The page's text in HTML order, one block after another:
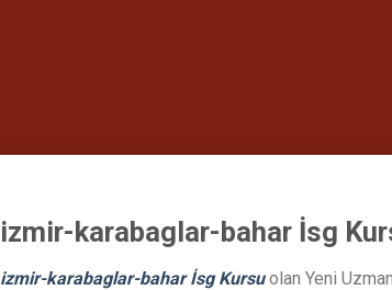
izmir-karabaglar-bahar İsg
izmir-karabaglar-bahar İsg Kursuolan Yeni